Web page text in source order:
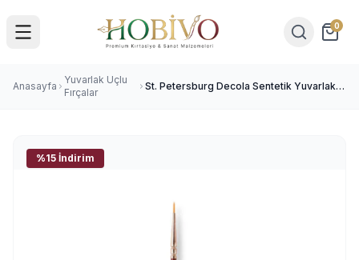
0
Anasayfa
Yuvarlak Uçlu
Fırçalar
St. Petersburg Decola Sentetik Yuvarlak
%15 İndirim